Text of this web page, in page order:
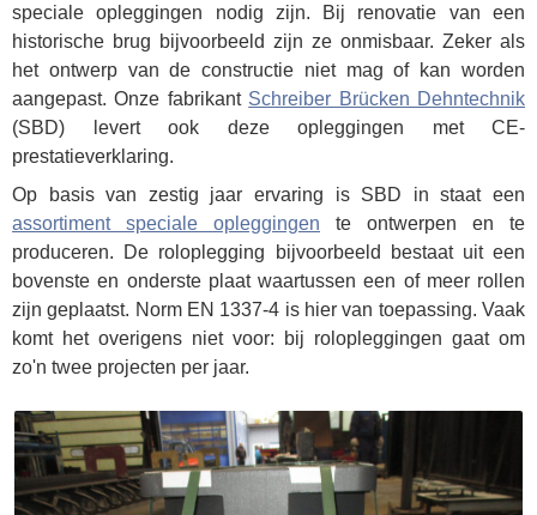
speciale opleggingen nodig zijn. Bij renovatie van een
historische brug bijvoorbeeld zijn ze onmisbaar. Zeker als
het ontwerp van de constructie niet mag of kan worden
aangepast. Onze fabrikant Schreiber Brücken Dehntechnik
(SBD) levert ook deze opleggingen met CE-
prestatieverklaring.
Op basis van zestig jaar ervaring is SBD in staat een
assortiment speciale opleggingen te ontwerpen en te
produceren. De roloplegging bijvoorbeeld bestaat uit een
bovenste en onderste plaat waartussen een of meer rollen
zijn geplaatst. Norm EN 1337-4 is hier van toepassing. Vaak
komt het overigens niet voor: bij rolopleggingen gaat om
zo'n twee projecten per jaar.